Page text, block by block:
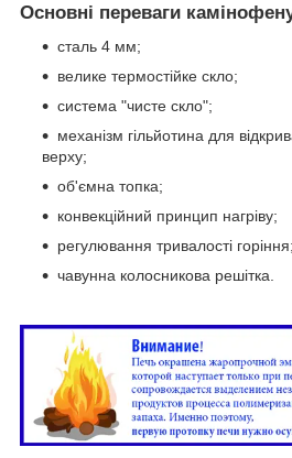
Основні переваги
сталь 4 мм;
велике термостійке скло;
система "чисте скло";
механізм гільйотина для
верху;
об'ємна топка;
конвекційний принцип нагріву;
регулювання тривалості горіння;
чавунна колосникова решітка.